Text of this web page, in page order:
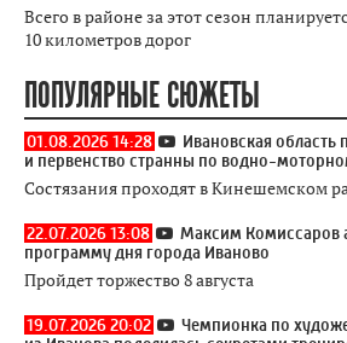
Всего в районе за этот сезон
10 километров дорог
ПОПУЛЯРНЫЕ СЮЖЕТЫ
01.08.2026 14:28
Ивановская
и первенство странны по водно-
Состязания проходят в Кинешемском
22.07.2026 13:08
Максим Комиссаров
программу дня города Иваново
Пройдет торжество 8 августа
19.07.2026 20:02
Чемпионка по